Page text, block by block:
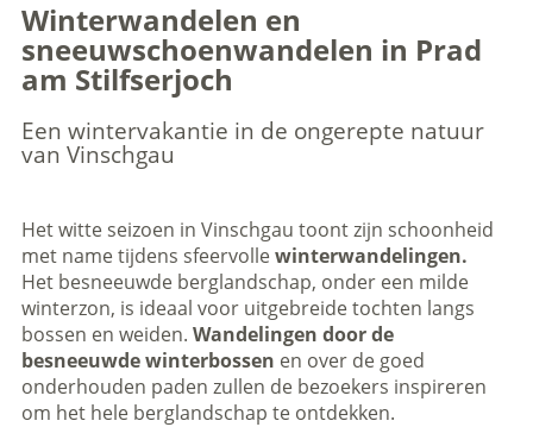
Winterwandelen en
sneeuwschoenwandelen in Prad
am Stilfserjoch
Een wintervakantie in de ongerepte natuur
van Vinschgau
Het witte seizoen in Vinschgau toont zijn schoonheid
met name tijdens sfeervollewinterwandelingen.
Het besneeuwde berglandschap, onder een milde
winterzon, is ideaal voor uitgebreide tochten langs
bossen en weiden. Wandelingen door de
besneeuwde winterbossen en over de goed
onderhouden paden zullen de bezoekers inspireren
om het hele berglandschap te ontdekken.